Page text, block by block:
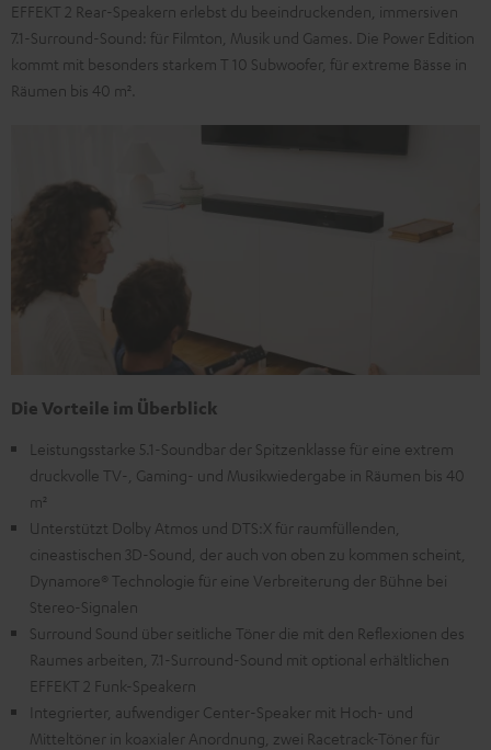
EFFEKT 2 Rear-Speakern erlebst du beeindruckenden, immersiven
7.1-Surround-Sound: für Filmton, Musik und Games. Die Power Edition
kommt mit besonders starkem T 10 Subwoofer, für extreme Bässe in
Räumen bis 40 m².
Die Vorteile im Überblick
Leistungsstarke 5.1-Soundbar der Spitzenklasse für eine extrem
druckvolle TV-, Gaming- und Musikwiedergabe in Räumen bis 40
m²
Unterstützt Dolby Atmos und DTS:X für raumfüllenden,
cineastischen 3D-Sound, der auch von oben zu kommen scheint,
Dynamore® Technologie für eine Verbreiterung der Bühne bei
Stereo-Signalen
Surround Sound über seitliche Töner die mit den Reflexionen des
Raumes arbeiten, 7.1-Surround-Sound mit optional erhältlichen
EFFEKT 2 Funk-Speakern
Integrierter, aufwendiger Center-Speaker mit Hoch- und
Mitteltöner in koaxialer Anordnung, zwei Racetrack-Töner für